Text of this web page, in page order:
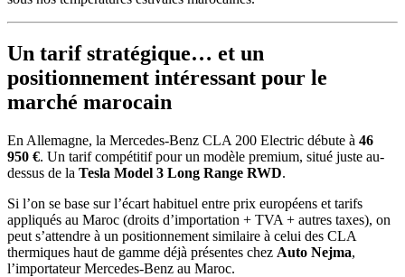
Un tarif stratégique… et un
positionnement intéressant pour le
marché marocain
En Allemagne, la Mercedes-Benz CLA 200 Electric débute à 46
950 €. Un tarif compétitif pour un modèle premium, situé juste au-
dessus de la Tesla Model 3 Long Range RWD.
Si l’on se base sur l’écart habituel entre prix européens et tarifs
appliqués au Maroc (droits d’importation + TVA + autres taxes), on
peut s’attendre à un positionnement similaire à celui des CLA
thermiques haut de gamme déjà présentes chez Auto Nejma,
l’importateur Mercedes-Benz au Maroc.